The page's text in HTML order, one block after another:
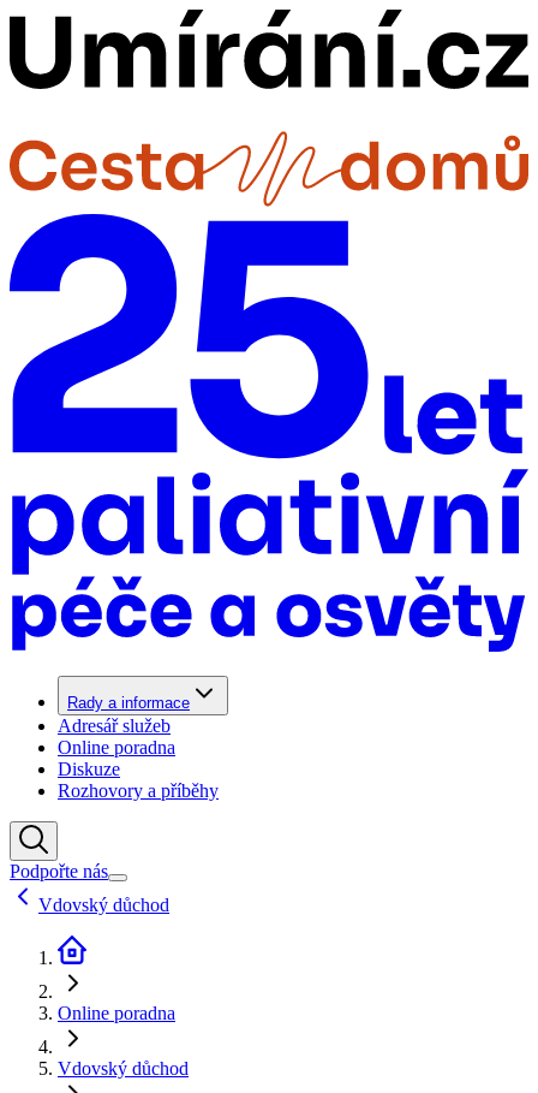
Rady a informace
Adresář služeb
Online poradna
Diskuze
Rozhovory a příběhy
Podpořte nás
Vdovský důchod
Online poradna
Vdovský důchod